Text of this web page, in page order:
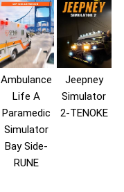
Ambulance
Life A
Paramedic
Simulator
Bay Side-
RUNE
Jeepney
Simulator
2-TENOKE